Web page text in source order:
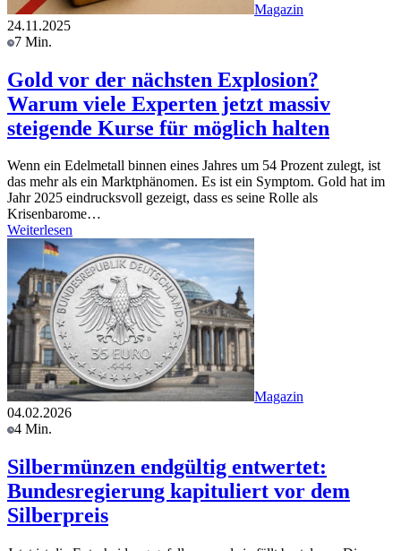
Magazin
24.11.2025
7 Min.
Gold vor der nächsten Explosion?
Warum viele Experten jetzt massiv
steigende Kurse für möglich halten
Wenn ein Edelmetall binnen eines Jahres um 54 Prozent zulegt, ist
das mehr als ein Marktphänomen. Es ist ein Symptom. Gold hat im
Jahr 2025 eindrucksvoll gezeigt, dass es seine Rolle als
Krisenbarome…
Weiterlesen
Magazin
04.02.2026
4 Min.
Silbermünzen endgültig entwertet:
Bundesregierung kapituliert vor dem
Silberpreis